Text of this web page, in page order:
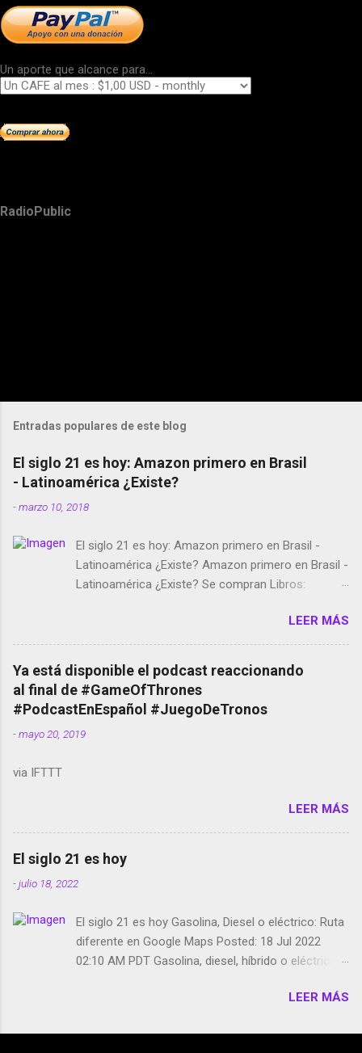
Un aporte que alcance para...
RadioPublic
Entradas populares de este blog
El siglo 21 es hoy: Amazon primero en Brasil
- Latinoamérica ¿Existe?
-marzo 10, 2018
El siglo 21 es hoy: Amazon primero en Brasil -
Latinoamérica ¿Existe? Amazon primero en Brasil -
Latinoamérica ¿Existe? Se compran Libros:
temporada de Black Mirror Twitter deja de verificar
cuentas Responden los fotógrafos Brian May y el
copyright en Instagram Música y vídeo selfies en la
red social Riddley Scott saca a Kevin Spacey de su
película Francisco regaña a los que usan el
smartphone en sus misas La serie de la Tierra
Media GoBee - StartUp de bicicletas de alquiler
Live Photos en Google Photos Llegando Partimos
Dictados en Android El tamaño y su importancia...
LEER MÁS
Ya está disponible el podcast reaccionando
al final de #GameOfThrones
#PodcastEnEspañol #JuegoDeTronos
-mayo 20, 2019
via IFTTT
LEER MÁS
El siglo 21 es hoy
-julio 18, 2022
El siglo 21 es hoy Gasolina, Diesel o eléctrico: Ruta
diferente en Google Maps Posted: 18 Jul 2022
02:10 AM PDT Gasolina, diesel, híbrido o eléctrico:
de esos sentidos es lo que hacen los
LEER MÁS